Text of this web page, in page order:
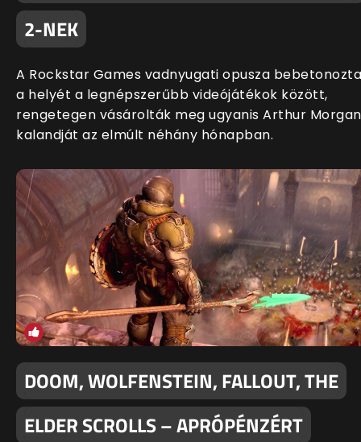
2-NEK
A Rockstar Games vadnyugati opusza bebetonozta
a helyét a legnépszerűbb videójátékok között,
rengetegen vásárolták meg ugyanis Arthur Morgan
kalandját az elmúlt néhány hónapban.
DOOM, WOLFENSTEIN, FALLOUT, THE
ELDER SCROLLS – APRÓPÉNZÉRT